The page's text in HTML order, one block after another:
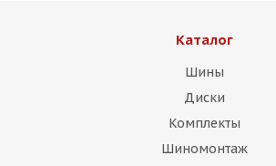
Каталог
Шины
Диски
Комплекты
Шиномонтаж